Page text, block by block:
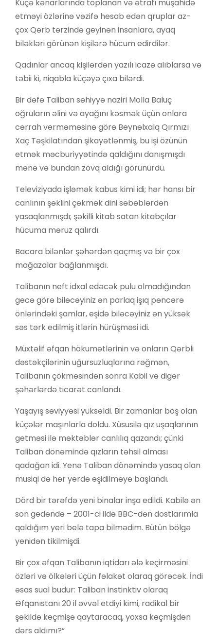
Küçə kənarlarında toplanan və ətrafı müşahidə
etməyi özlərinə vəzifə hesab edən qruplar az-
çox Qərb tərzində geyinən insanlara, ayaq
biləkləri görünən kişilərə hücum edirdilər.
Qadınlar ancaq kişilərdən yazılı icazə alıblarsa və
təbii ki, niqabla küçəyə çıxa bilərdi.
Bir dəfə Taliban səhiyyə naziri Molla Baluç
oğruların əlini və ayağını kəsmək üçün onlara
cərrah verməməsinə görə Beynəlxalq Qırmızı
Xaç Təşkilatından şikayətlənmiş, bu işi özünün
etmək məcburiyyətində qaldığını danışmışdı
mənə və bundan zövq aldığı görünürdü.
Televiziyada işləmək kabus kimi idi; hər hansı bir
canlının şəklini çəkmək dini səbəblərdən
yasaqlanmışdı; şəkilli kitab satan kitabçılar
hücuma məruz qalırdı.
Bacara bilənlər şəhərdən qaçmış və bir çox
mağazalar bağlanmışdı.
Talibanın neft idxal edəcək pulu olmadığından
gecə görə biləcəyiniz ən parlaq işıq pəncərə
önlərindəki şamlar, eşidə biləcəyiniz ən yüksək
səs tərk edilmiş itlərin hürüşməsi idi.
Müxtəlif əfqan hökumətlərinin və onların Qərbli
dəstəkçilərinin uğursuzluqlarına rəğmən,
Talibanın çökməsindən sonra Kabil və digər
şəhərlərdə ticarət canlandı.
Yaşayış səviyyəsi yüksəldi. Bir zamanlar boş olan
küçələr maşınlarla doldu. Xüsusilə qız uşaqlarının
getməsi ilə məktəblər canlılıq qazandı; çünki
Taliban dönəmində qızların təhsil alması
qadağan idi. Yenə Taliban dönəmində yasaq olan
musiqi də hər yerdə eşidilməyə başlandı.
Dörd bir tərəfdə yeni binalar inşa edildi. Kabilə ən
son gedəndə – 2001-ci ildə BBC-dən dostlarımla
qaldığım yeri belə tapa bilmədim. Bütün bölgə
yenidən tikilmişdi.
Bir çox əfqan Talibanın iqtidarı ələ keçirməsini
özləri və ölkələri üçün fəlakət olaraq görəcək. İndi
əsas sual budur: Taliban instinktiv olaraq
Əfqanıstanı 20 il əvvəl etdiyi kimi, radikal bir
şəkildə keçmişə qaytaracaq, yoxsa keçmişdən
dərs aldımı?”